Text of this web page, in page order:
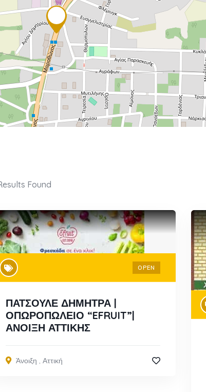
Found
OPEN
ΠΑΤΣΟΥΛΕ ΔΗΜΗΤΡΑ |
ΟΠΩΡΟΠΩΛΕΙΟ “EFRUIT”|
ΑΝΟΙΞΗ ΑΤΤΙΚΗΣ
Άνοιξη , Αττική